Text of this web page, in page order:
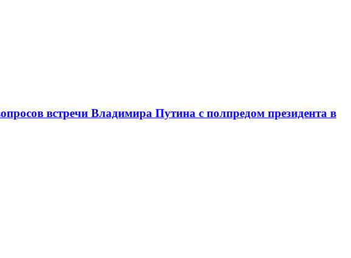
встречи Владимира Путина с полпредом президента в